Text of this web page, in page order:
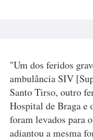
"Um dos feridos
ambulância SIV
Santo Tirso, outro
Hospital de Braga e
foram levados para
adiantou a mesma